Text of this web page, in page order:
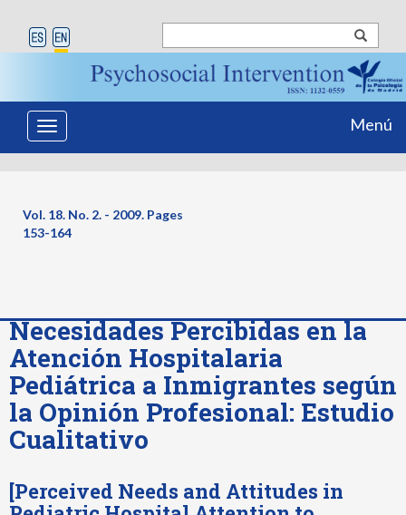
Toggle
navigation
Menú
Vol. 18. No. 2. - 2009. Pages
153-164
Necesidades Percibidas en la
Atención Hospitalaria
Pediátrica a Inmigrantes según
la Opinión Profesional: Estudio
Cualitativo
[Perceived Needs and Attitudes in